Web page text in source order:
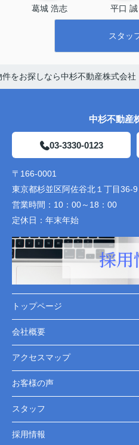
葛城 浩志 平口 誠
スタッ
をお探しなら中杉不動産株式会社
中杉不動産
03-3330-0123
〒166-0001
東京都杉並区阿佐谷北１丁目36-9
営業時間： 10：00～18：00
定休日： 年末年始
トップページ
会社概要
アクセスマップ
お客様の声
スタッフ
採用情報